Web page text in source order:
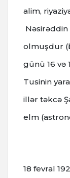
alim,
Nəsirəddin
olmuşdur
günü 16 və
Tusinin
illər təkcə
elm
18 fevral